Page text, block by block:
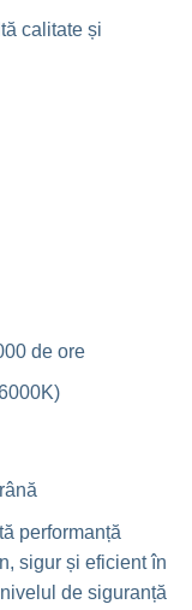
calitate și
de ore
performanță
sigur și eficient în
de siguranță